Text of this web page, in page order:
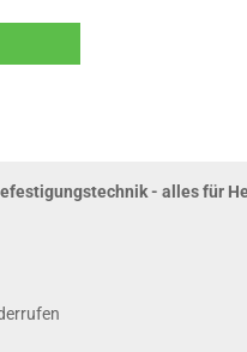
- alles für